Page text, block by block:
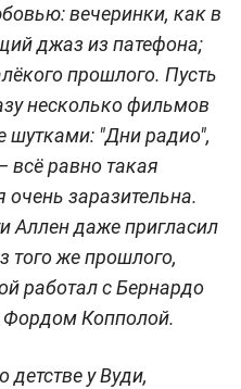
вечеринки, как в
джаз из патефона;
прошлого. Пусть
несколько фильмов
шутками: "Дни радио",
всё равно такая
очень заразительна.
Аллен даже пригласил
того же прошлого,
работал с Бернардо
Фордом Копполой.
у Вуди,